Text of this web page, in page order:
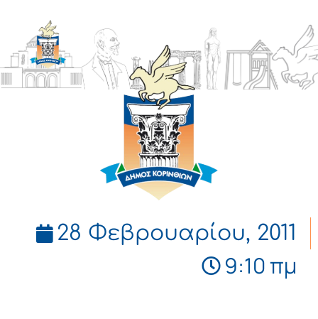
ΔΗΜΟΣ
ΚΟΡΙΝΘΙΩΝ
28 Φεβρουαρίου, 2011
9:10 πμ